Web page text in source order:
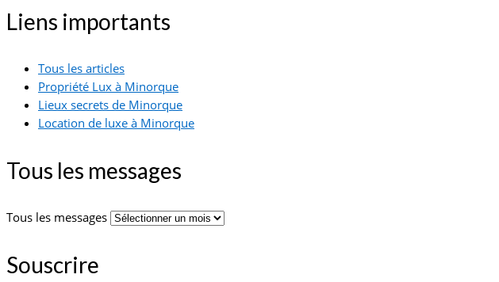
Liens importants
Tous les articles
Propriété Lux à Minorque
Lieux secrets de Minorque
Location de luxe à Minorque
Tous les messages
Tous les messages
Souscrire